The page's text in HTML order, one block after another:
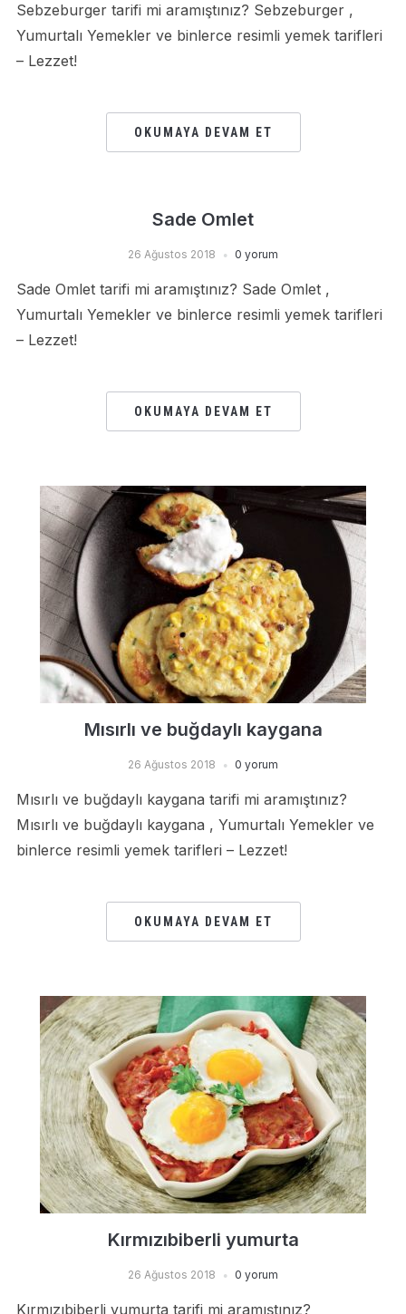
Sebzeburger tarifi mi aramıştınız? Sebzeburger ,
Yumurtalı Yemekler ve binlerce resimli yemek tarifleri
– Lezzet!
OKUMAYA DEVAM ET
Sade Omlet
26 Ağustos 2018 0 yorum
Sade Omlet tarifi mi aramıştınız? Sade Omlet ,
Yumurtalı Yemekler ve binlerce resimli yemek tarifleri
– Lezzet!
OKUMAYA DEVAM ET
Mısırlı ve buğdaylı kaygana
26 Ağustos 2018 0 yorum
Mısırlı ve buğdaylı kaygana tarifi mi aramıştınız?
Mısırlı ve buğdaylı kaygana , Yumurtalı Yemekler ve
binlerce resimli yemek tarifleri – Lezzet!
OKUMAYA DEVAM ET
Kırmızıbiberli yumurta
26 Ağustos 2018 0 yorum
Kırmızıbiberli yumurta tarifi mi aramıştınız?